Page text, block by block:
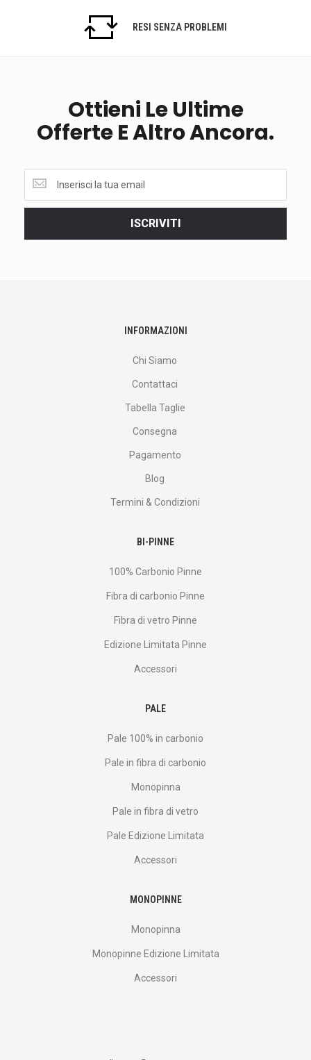
RESI SENZA PROBLEMI
Ottieni Le Ultime
Offerte E Altro Ancora.
ultime
ISCRIVITI
INFORMAZIONI
Chi Siamo
Contattaci
Tabella Taglie
Consegna
Pagamento
Blog
Termini & Condizioni
BI-PINNE
100% Carbonio Pinne
Fibra di carbonio Pinne
Fibra di vetro Pinne
Edizione Limitata Pinne
Accessori
PALE
Pale 100% in carbonio
Pale in fibra di carbonio
Monopinna
Pale in fibra di vetro
Pale Edizione Limitata
Accessori
MONOPINNE
Monopinna
Monopinne Edizione Limitata
Accessori